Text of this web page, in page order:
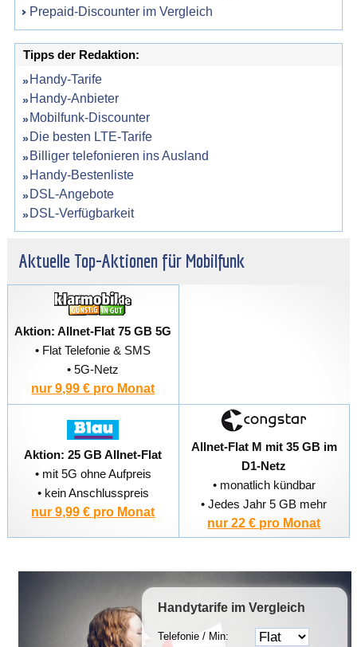
Prepaid-Discounter im Vergleich
Tipps der Redaktion:
Handy-Tarife
Handy-Anbieter
Mobilfunk-Discounter
Die besten LTE-Tarife
Billiger telefonieren ins Ausland
Handy-Bestenliste
DSL-Angebote
DSL-Verfügbarkeit
Aktuelle Top-Aktionen für Mobilfunk
Aktion: Allnet-Flat 75 GB 5G
• Flat Telefonie & SMS
• 5G-Netz
nur 9,99 € pro Monat
Aktion: 25 GB Allnet-Flat
• mit 5G ohne Aufpreis
• kein Anschlusspreis
nur 9,99 € pro Monat
Allnet-Flat M mit 35 GB im
D1-Netz
• monatlich kündbar
• Jedes Jahr 5 GB mehr
nur 22 € pro Monat
Handytarife im Vergleich
Telefonie / Min: